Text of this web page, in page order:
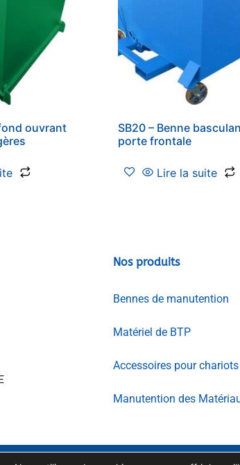
ouvrant
SB20 – Benne
porte frontale
Lire la suite
Nos produits
Bennes de manutention
Matériel de BTP
Accessoires pour
Manutention des